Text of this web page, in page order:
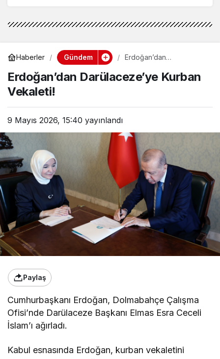
Haberler Gündem
Erdoğan’dan
Vekaleti!
Erdoğan’dan Darülaceze’ye Kurban
Vekaleti!
9 Mayıs 2026, 15:40 yayınlandı
Paylaş
Cumhurbaşkanı Erdoğan, Dolmabahçe Çalışma
Ofisi’nde Darülaceze Başkanı Elmas Esra Ceceli
İslam’ı ağırladı.
Kabul esnasında Erdoğan, kurban vekaletini